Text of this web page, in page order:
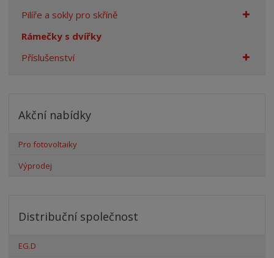
Pilíře a sokly pro skříně
Rámečky s dvířky
Příslušenství
Akční nabídky
Pro fotovoltaiky
Výprodej
Distribuční společnost
EG.D